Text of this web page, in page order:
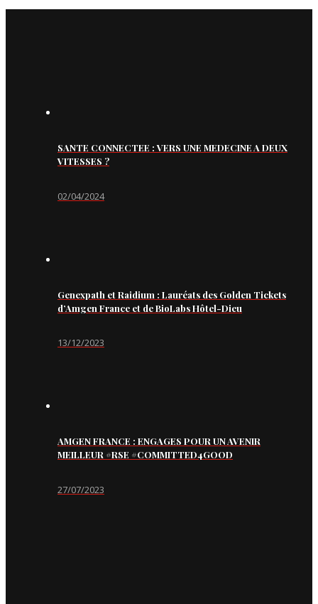
SANTE CONNECTEE : VERS UNE MEDECINE A DEUX
VITESSES ?
02/04/2024
Genexpath et Raidium : Lauréats des Golden Tickets
d’Amgen France et de BioLabs Hôtel-Dieu
13/12/2023
AMGEN FRANCE : ENGAGES POUR UN AVENIR
MEILLEUR #RSE #COMMITTED4GOOD
27/07/2023